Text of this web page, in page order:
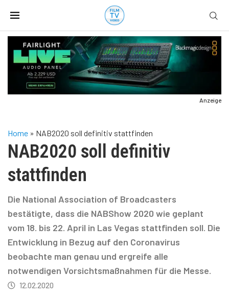
Anzeige
Home » NAB2020 soll definitiv stattfinden
NAB2020 soll definitiv
stattfinden
Die National Association of Broadcasters
bestätigte, dass die NABShow 2020 wie geplant
vom 18. bis 22. April in Las Vegas stattfinden soll. Die
Entwicklung in Bezug auf den Coronavirus
beobachte man genau und ergreife alle
notwendigen Vorsichtsmaßnahmen für die Messe.
12.02.2020